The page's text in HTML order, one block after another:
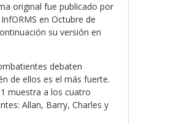
original fue publicado por
en Octubre de
su versión en
debaten
de ellos es el más fuerte.
muestra a los cuatro
Allan, Barry, Charles y